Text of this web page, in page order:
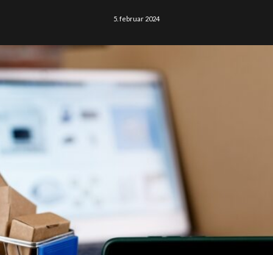
5. februar 2024